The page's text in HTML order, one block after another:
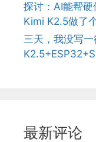
探讨：AI能帮硬
Kimi K2.5做了
三天，我没写
最新评论